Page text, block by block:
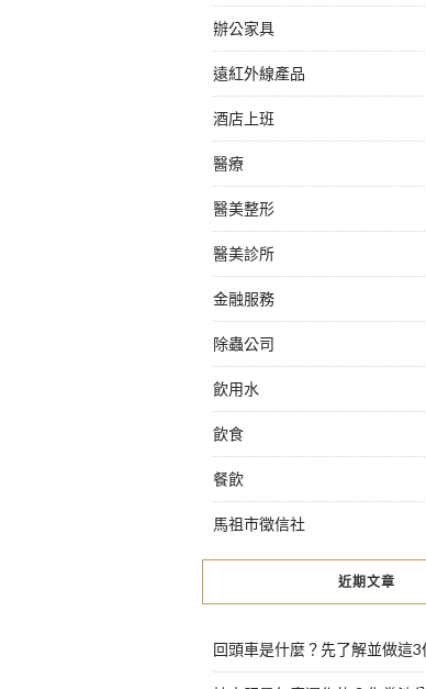
辦公家具
遠紅外線產品
酒店上班
醫療
醫美整形
醫美診所
金融服務
除蟲公司
飲用水
飲食
餐飲
馬祖市徵信社
近期文章
回頭車是什麼？先了解並做這3